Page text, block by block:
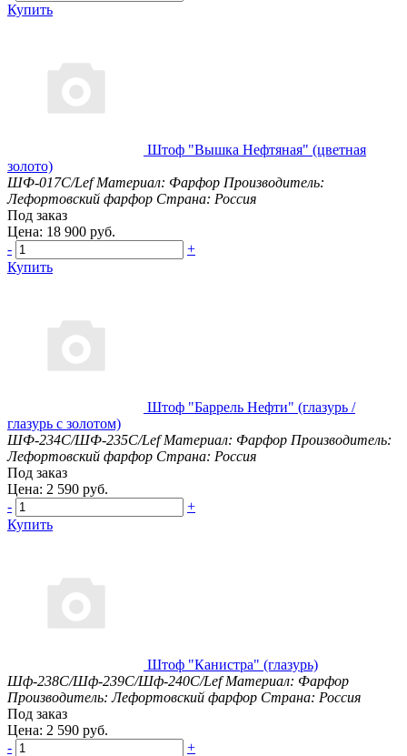
Купить
Штоф "Вышка Нефтяная" (цветная
золото)
ШФ-017С/Lef Материал: Фарфор Производитель:
Лефортовский фарфор Страна: Россия
Под заказ
Цена: 18 900 руб.
-
+
Купить
Штоф "Баррель Нефти" (глазурь /
глазурь с золотом)
ШФ-234С/ШФ-235С/Lef Материал: Фарфор Производитель:
Лефортовский фарфор Страна: Россия
Под заказ
Цена: 2 590 руб.
-
+
Купить
Штоф "Канистра" (глазурь)
Шф-238С/Шф-239С/Шф-240С/Lef Материал: Фарфор
Производитель: Лефортовский фарфор Страна: Россия
Под заказ
Цена: 2 590 руб.
-
+